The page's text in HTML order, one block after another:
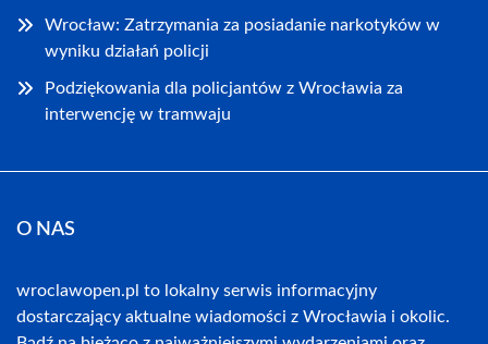
Wrocław: Zatrzymania za posiadanie narkotyków w
wyniku działań policji
Podziękowania dla policjantów z Wrocławia za
interwencję w tramwaju
O NAS
wroclawopen.pl to lokalny serwis informacyjny
dostarczający aktualne wiadomości z Wrocławia i okolic.